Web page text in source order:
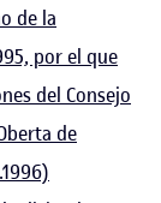
de la
por el que
del Consejo
de